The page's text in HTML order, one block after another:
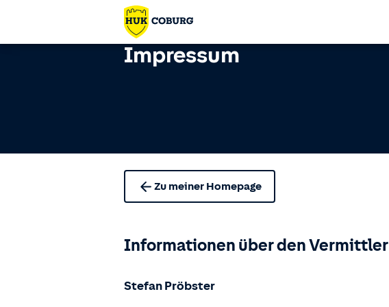
Impressum
Zu meiner Homepage
Informationen über den Vermittler
Stefan Pröbster